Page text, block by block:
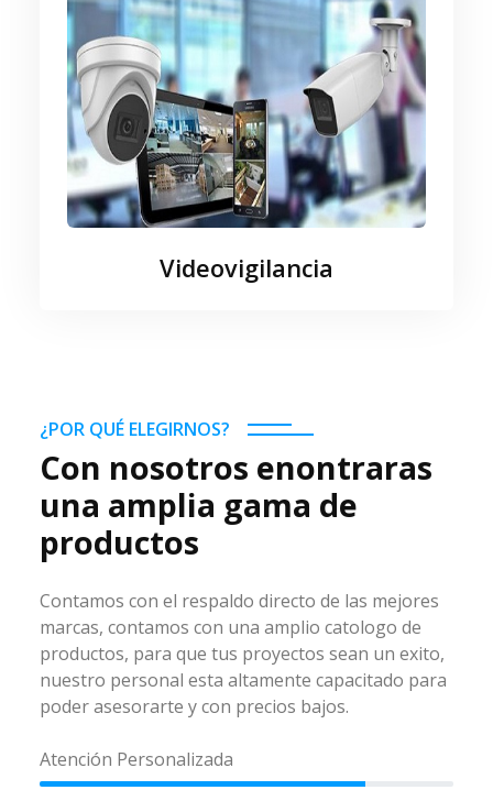
Videovigilancia
¿POR QUÉ ELEGIRNOS?
Con nosotros enontraras
una amplia gama de
productos
Contamos con el respaldo directo de las mejores
marcas, contamos con una amplio catologo de
productos, para que tus proyectos sean un exito,
nuestro personal esta altamente capacitado para
poder asesorarte y con precios bajos.
Atención Personalizada